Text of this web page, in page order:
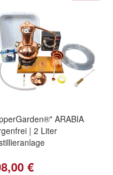
ARABIA
| 2 Liter
€